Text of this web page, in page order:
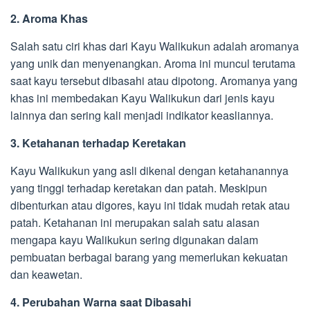
2. Aroma Khas
Salah satu ciri khas dari Kayu Walikukun adalah aromanya
yang unik dan menyenangkan. Aroma ini muncul terutama
saat kayu tersebut dibasahi atau dipotong. Aromanya yang
khas ini membedakan Kayu Walikukun dari jenis kayu
lainnya dan sering kali menjadi indikator keasliannya.
3. Ketahanan terhadap Keretakan
Kayu Walikukun yang asli dikenal dengan ketahanannya
yang tinggi terhadap keretakan dan patah. Meskipun
dibenturkan atau digores, kayu ini tidak mudah retak atau
patah. Ketahanan ini merupakan salah satu alasan
mengapa kayu Walikukun sering digunakan dalam
pembuatan berbagai barang yang memerlukan kekuatan
dan keawetan.
4. Perubahan Warna saat Dibasahi